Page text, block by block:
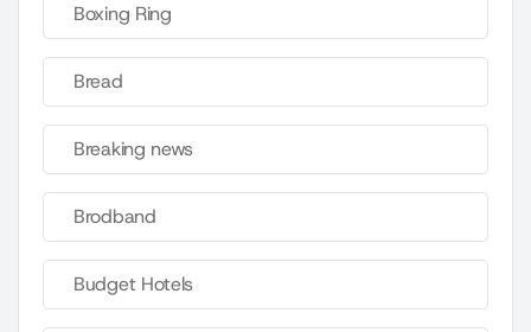
Boxing Ring
Bread
Breaking news
Brodband
Budget Hotels